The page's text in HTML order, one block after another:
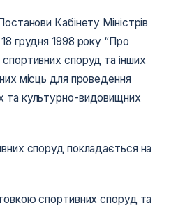
Кабінету Міністрів
грудня 1998 року “Про
споруд та інших
місць для проведення
та культурно-видовищних
споруд покладається на
спортивних споруд та